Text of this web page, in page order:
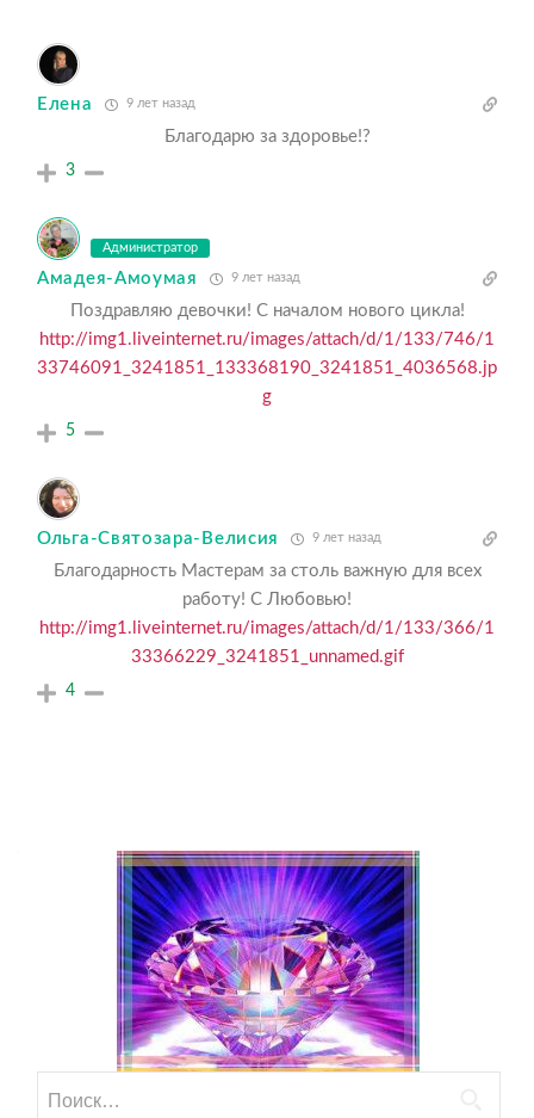
Елена 9 лет назад
Благодарю за здоровье!?
3
Администратор
Амадея-Амоумая 9 лет назад
Поздравляю девочки! С началом нового цикла!
http://img1.liveinternet.ru/images/attach/d/1/133/746/1
33746091_3241851_133368190_3241851_4036568.jp
g
5
Ольга-Святозара-Велисия 9 лет назад
Благодарность Мастерам за столь важную для всех
работу! С Любовью!
http://img1.liveinternet.ru/images/attach/d/1/133/366/1
33366229_3241851_unnamed.gif
4